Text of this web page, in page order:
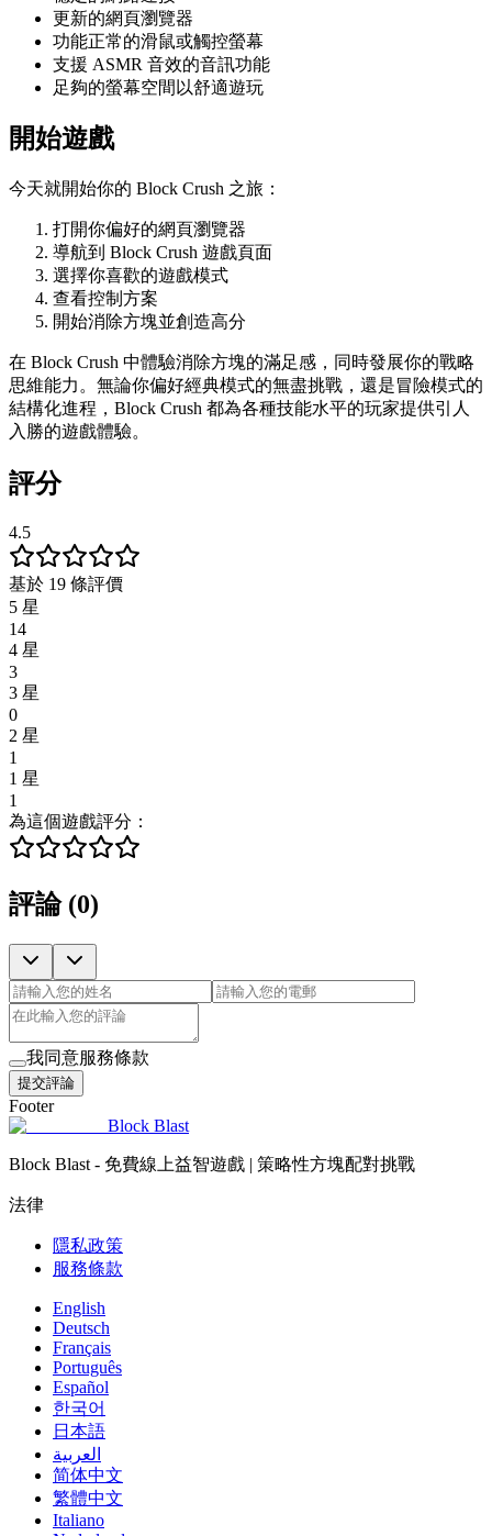
更新的網頁瀏覽器
功能正常的滑鼠或觸控螢幕
支援 ASMR 音效的音訊功能
足夠的螢幕空間以舒適遊玩
開始遊戲
今天就開始你的 Block Crush 之旅：
打開你偏好的網頁瀏覽器
導航到 Block Crush 遊戲頁面
選擇你喜歡的遊戲模式
查看控制方案
開始消除方塊並創造高分
在 Block Crush 中體驗消除方塊的滿足感，同時發展你的戰略
思維能力。無論你偏好經典模式的無盡挑戰，還是冒險模式的
結構化進程，Block Crush 都為各種技能水平的玩家提供引人
入勝的遊戲體驗。
評分
4.5
基於 19 條評價
5 星
14
4 星
3
3 星
0
2 星
1
1 星
1
為這個遊戲評分：
評論(0)
我同意服務條款
提交評論
Footer
Block Blast
Block Blast - 免費線上益智遊戲 | 策略性方塊配對挑戰
法律
隱私政策
服務條款
English
Deutsch
Français
Português
Español
한국어
日本語
العربية
简体中文
繁體中文
Italiano